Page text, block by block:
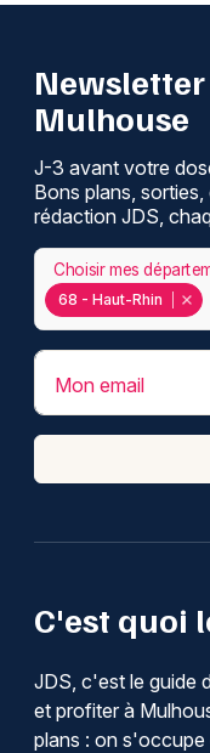
C'est quoi
JDS, c'est le guide
et profiter à
plans : on s'occupe
Mulhouse
J-3 avant votre
Bons plans,
rédaction JDS,
68 - Haut-Rhin
Choisir mes
Mon email